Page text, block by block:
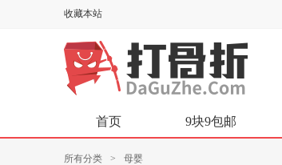
收藏本站
首页 9块9包邮
所有分类 > 母婴